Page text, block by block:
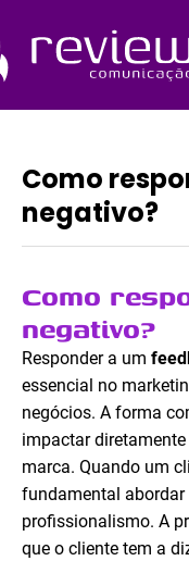
o
conteúdo
Como
negativo?
Como
negativo?
Responder a um
essencial no
negócios. A forma
impactar
marca. Quando um
fundamental
profissionalismo. A
que o cliente tem a